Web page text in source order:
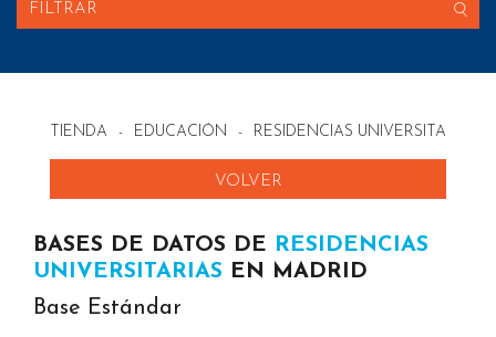
FILTRAR
TIENDA - EDUCACIÓN - RESIDENCIAS UNIVERSITARIAS
VOLVER
BASES DE DATOS DE RESIDENCIAS
UNIVERSITARIAS EN MADRID
Base Estándar